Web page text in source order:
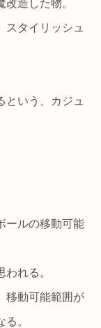
造した物。
スタイリッシュ
という、カジュ
ールの移動可能
れる。
移動可能範囲が
。